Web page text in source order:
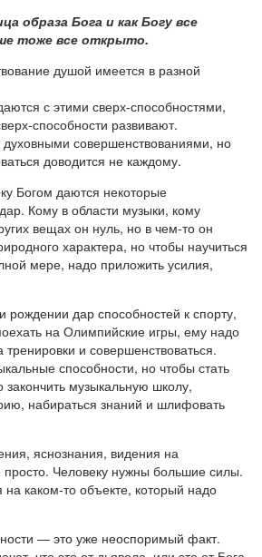
образа Бога и как Богу все
тоже все открыто.
душой имеется в разной
с этими сверх-способностями,
способности развивают.
совершенствованиями, но
доводится не каждому.
Богом даются некоторые
Кому в области музыки, кому
вещах он нуль, но в чем-то он
характера, но чтобы научиться
мере, надо приложить усилия,
рождении дар способностей к спорту,
на Олимпийские игры, ему надо
тренировки и совершенствоваться.
способности, но чтобы стать
музыкальную школу,
набираться знаний и шлифовать
яснознания, видения на
просто. Человеку нужны большие силы.
на каком-то объекте, который надо
— это уже неоспоримый факт.